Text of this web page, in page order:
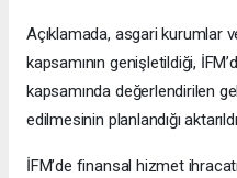
Açıklamada, asgari kurumlar
kapsamının genişletildiği,
kapsamında değerlendirilen
edilmesinin planlandığı
İFM’de finansal hizmet